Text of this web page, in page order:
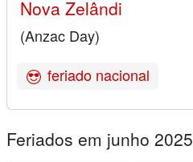
Nova Zelândi
(Anzac Day)
feriado nacional
Feriados em junho 2025